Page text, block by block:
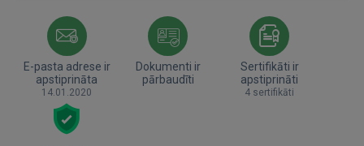
E-pasta adrese ir
apstiprināta
14.01.2020
Dokumenti ir
pārbaudīti
Sertifikāti ir
apstiprināti
4 sertifikāti